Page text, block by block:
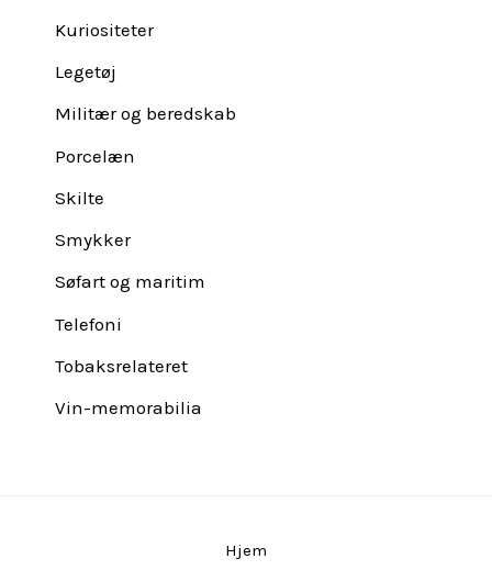
Kuriositeter
Legetøj
Militær og beredskab
Porcelæn
Skilte
Smykker
Søfart og maritim
Telefoni
Tobaksrelateret
Vin-memorabilia
Hjem